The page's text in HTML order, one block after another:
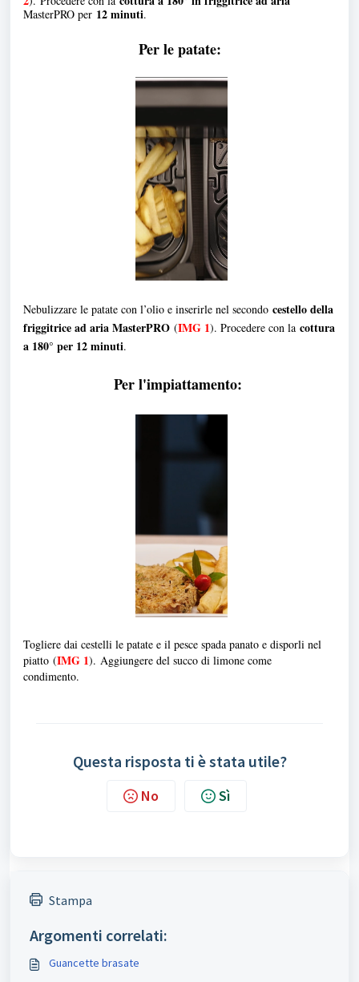
MasterPRO per 12 minuti.
Per le patate:
Nebulizzare le patate con l’olio e inserirle nel secondo cestello della
friggitrice ad aria MasterPRO (IMG 1). Procedere con la cottura
a 180° per 12 minuti.
Per l'impiattamento:
Togliere dai cestelli le patate e il pesce spada panato e disporli nel
piatto (IMG 1). Aggiungere del succo di limone come
condimento.
Questa risposta ti è stata utile?
No Sì
Stampa
Argomenti correlati:
Guancette brasate